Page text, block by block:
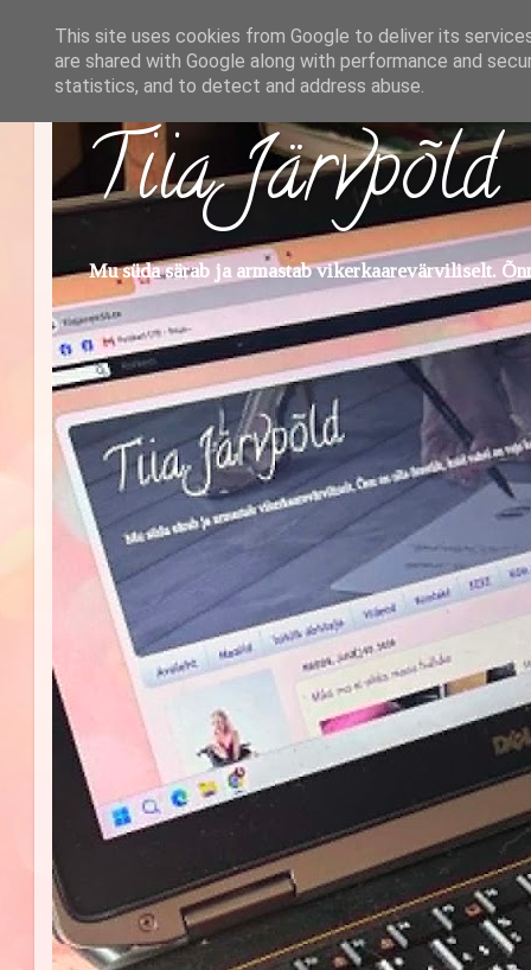
Tiia Järvpõld
Mu süda särab ja armastab vikerkaarevärviliselt.
This site uses cookies from Google to deliver its
are shared with Google along with performance and
statistics, and to detect and address abuse.